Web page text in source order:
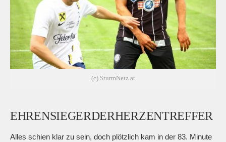
(c) SturmNetz.at
EHRENSIEGERDERHERZENTREFFER
Alles schien klar zu sein, doch plötzlich kam in der 83. Minute